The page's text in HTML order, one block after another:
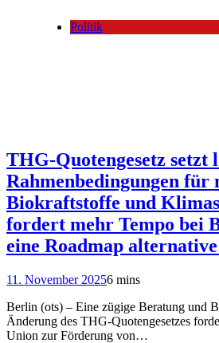
Politik
THG-Quotengesetz setzt
Rahmenbedingungen für
Biokraftstoffe und
fordert mehr Tempo bei
eine Roadmap
11. November 20256 mins
Berlin (ots) – Eine zügige Beratung und
Änderung des THG-Quotengesetzes
Union zur Förderung von…